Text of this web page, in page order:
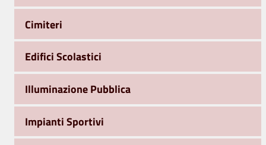
Cimiteri
Edifici Scolastici
Illuminazione Pubblica
Impianti Sportivi